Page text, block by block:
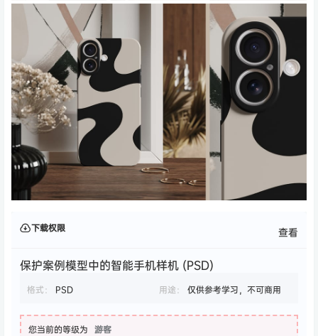
下载权限 查看
保护案例模型中的智能手机样机 (PSD)
格式： PSD 用途： 仅供参考学习，不可商用
您当前的等级为 游客